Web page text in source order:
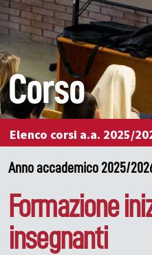
Corso
Elenco corsi a.a. 2025/
Anno accademico 2025/
Formazione
insegnanti